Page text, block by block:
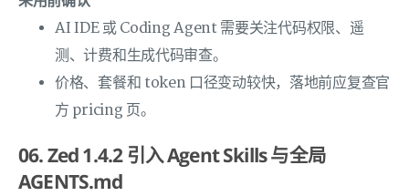
AI IDE 或 Coding Agent 需要关注代码权限、遥
测、计费和生成代码审查。
价格、套餐和 token 口径变动较快，落地前应复查官
方 pricing 页。
06. Zed 1.4.2 引入 Agent Skills 与全局
AGENTS.md